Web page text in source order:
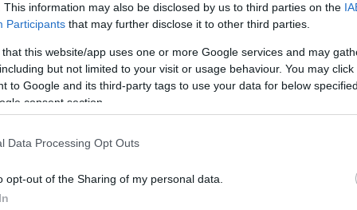
This information may also be disclosed by us to third parties on the
Participants that may further disclose it to other third parties.
that this website/app uses one or more Google services and may
but not limited to your visit or usage behaviour. You may
to Google and its third-party tags to use your data for below
consent section.
Data Processing Opt Outs
opt-out of the Sharing of my personal data.
της ομοσπονδίας ανέφερε επίσης ότι οι παίκτες θα
αποτυπωμάτων στο πλαίσιο της έκδοσης
αποφευχθεί μετακίνηση άνω των 450 χιλιομέτρων από
της Αριζόνα, θα ξεκινήσει τις υποχρεώσεις του
στο Λος Άντζελες στις 15 Ιουνίου, πριν
Αίγυπτο στο Σιάτλ, στο πλαίσιο του 7ου ομίλου.